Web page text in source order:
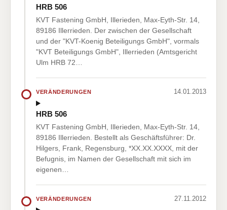
HRB 506
KVT Fastening GmbH, Illerieden, Max-Eyth-Str. 14,
89186 Illerrieden. Der zwischen der Gesellschaft
und der "KVT-Koenig Beteiligungs GmbH", vormals
"KVT Beteiligungs GmbH", Illerrieden (Amtsgericht
Ulm HRB 72…
VERÄNDERUNGEN 14.01.2013
HRB 506
KVT Fastening GmbH, Illerieden, Max-Eyth-Str. 14,
89186 Illerrieden. Bestellt als Geschäftsführer: Dr.
Hilgers, Frank, Regensburg, *XX.XX.XXXX, mit der
Befugnis, im Namen der Gesellschaft mit sich im
eigenen…
VERÄNDERUNGEN 27.11.2012